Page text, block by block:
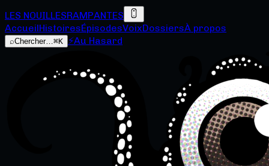
LES NOUILLESRAMPANTES
AccueilHistoiresÉpisodesVoixDossiersÀ propos
⌕Chercher…⌘K ⚡Au Hasard